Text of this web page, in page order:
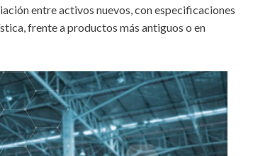
entre activos nuevos, con especificaciones
frente a productos más antiguos o en